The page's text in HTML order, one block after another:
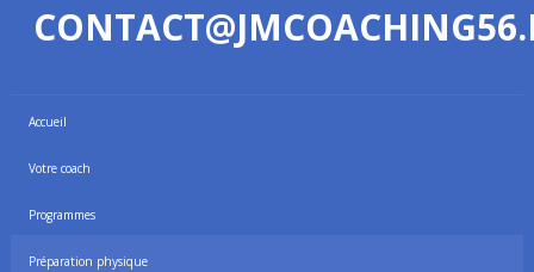
Accueil
Votre coach
Programmes
Préparation physique